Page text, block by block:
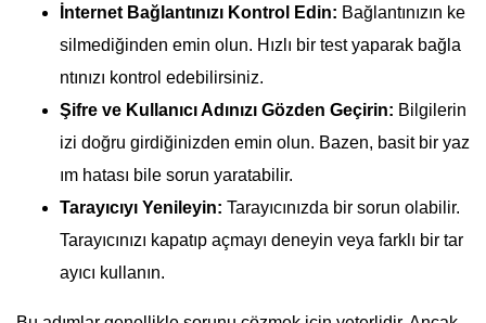
İnternet Bağlantınızı Kontrol Edin: Bağlantınızın ke
silmediğinden emin olun. Hızlı bir test yaparak bağla
ntınızı kontrol edebilirsiniz.
Şifre ve Kullanıcı Adınızı Gözden Geçirin: Bilgilerin
izi doğru girdiğinizden emin olun. Bazen, basit bir yaz
ım hatası bile sorun yaratabilir.
Tarayıcıyı Yenileyin: Tarayıcınızda bir sorun olabilir.
Tarayıcınızı kapatıp açmayı deneyin veya farklı bir tar
ayıcı kullanın.